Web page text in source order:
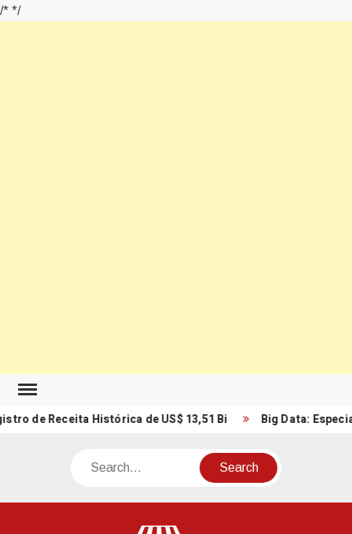
/* */
Skip
content
Receita Histórica de US$ 13,51 Bi Big Data: Especialista
Search